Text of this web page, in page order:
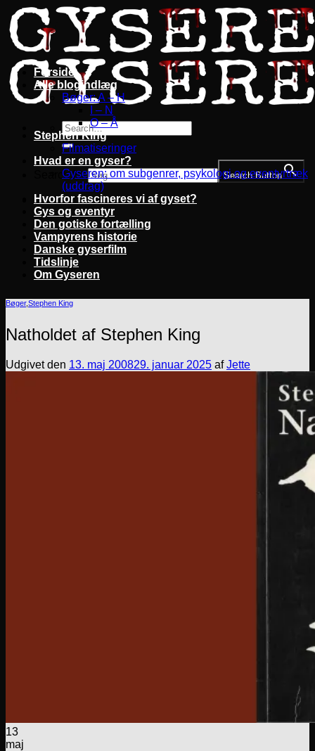
Fortsæt
til
indhold
Search for: Search Button
Forside
Alle blogindlæg
Bøger: A – H
I – N
O – Å
Stephen King
Filmatiseringer
Hvad er en gyser?
Gyseren: om subgenrer, psykologi og eventyrtræk
(uddrag)
Hvorfor fascineres vi af gyset?
Gys og eventyr
Den gotiske fortælling
Vampyrens historie
Danske gyserfilm
Tidslinje
Om Gyseren
Bøger,Stephen King
Natholdet af Stephen King
Udgivet den 13. maj 200829. januar 2025 afJette
13
maj